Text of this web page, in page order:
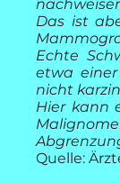
Das ist
Echte
etwa
nicht
Hier kann
Quelle: